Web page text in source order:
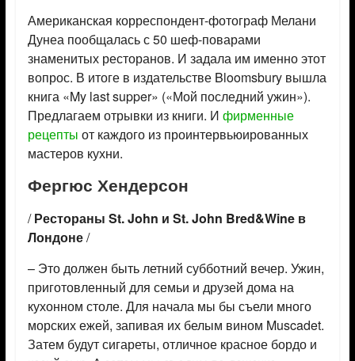
Американская корреспондент-фотограф Мелани
Дунеа пообщалась с 50 шеф-поварами
знаменитых ресторанов. И задала им именно этот
вопрос. В итоге в издательстве Bloomsbury вышла
книга «My last supper» («Мой последний ужин»).
Предлагаем отрывки из книги. И фирменные
рецепты от каждого из проинтервьюированных
мастеров кухни.
Фергюс Хендерсон
/Рестораны St. John и St. John Bred&Wine в
Лондоне/
– Это должен быть летний субботний вечер. Ужин,
приготовленный для семьи и друзей дома на
кухонном столе. Для начала мы бы съели много
морских ежей, запивая их белым вином Muscadet.
Затем будут сигареты, отличное красное бордо и